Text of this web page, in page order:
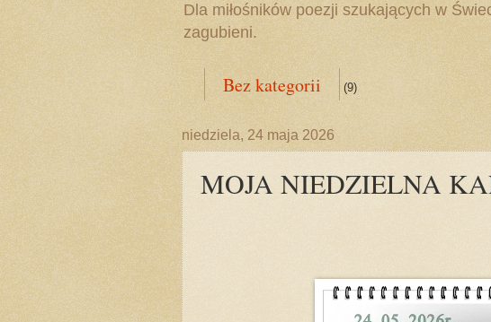
Dla miłośników poezji szukających w
zagubieni.
Bez kategorii (9)
niedziela, 24 maja 2026
MOJA NIEDZIELNA